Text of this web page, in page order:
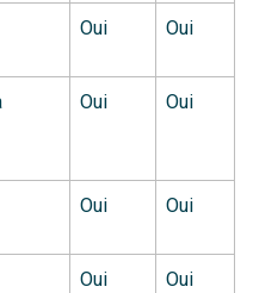
Oui Oui
Oui Oui
Oui Oui
Oui Oui